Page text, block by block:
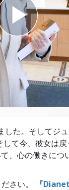
た。そしてジ
て今、彼女は
、心の働きに
さい。
『